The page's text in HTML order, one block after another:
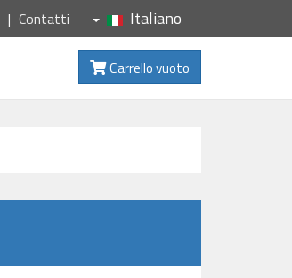
Contatti Italiano
Carrello vuoto